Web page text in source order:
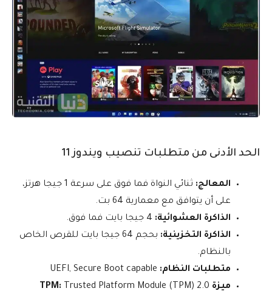
الحد الأدنى من متطلبات تنصيب ويندوز 11
المعالج:
ثنائي النواة فما فوق على سرعة 1 جيجا هرتز،
على أن يتوافق مع معمارية 64 بت.
الذاكرة العشوائية: 4 جيجا بايت فما فوق.
الذاكرة التخزينية:
بحجم 64 جيجا بايت للقرص الخاص
بالنظام.
متطلبات النظام: UEFI, Secure Boot capable
ميزة
TPM: Trusted Platform Module (TPM) 2.0